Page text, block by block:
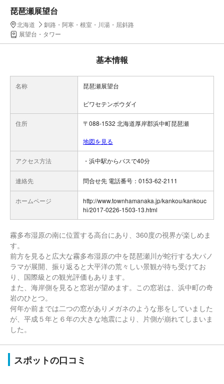
琵琶瀬展望台
北海道
釧路・阿寒・根室・川湯・屈斜路
展望台・タワー
基本情報
名称 琵琶瀬展望台
ビワセテンボウダイ
住所 〒088-1532 北海道厚岸郡浜中町琵琶瀬
地図を見る
アクセス方法 ・浜中駅からバスで40分
連絡先 問合せ先 電話番号：0153-62-2111
ホームページ
http://www.townhamanaka.jp/kankou/kankouc
hi/2017-0226-1503-13.html
霧多布湿原の南に位置する高台にあり、360度の視界が楽しめま
す。
前方を見ると広大な霧多布湿原の中を琵琶瀬川が蛇行する大パノ
ラマが展開、振り返ると大平洋の荒々しい景観が待ち受けてお
り、国際級との観光評価もあります。
また、海岸側を見ると窓岩が望めます。この窓岩は、浜中町の奇
岩のひとつ。
何年か前までは二つの窓がありメガネのような形をしていました
が、平成５年と６年の大きな地震により、片側が崩れてしまいま
した。
スポットの口コミ